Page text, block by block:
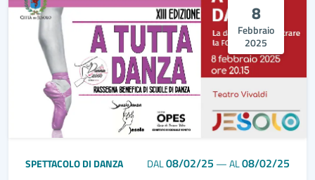
8
Febbraio
2025
SPETTACOLO DI DANZA DAL08/02/25 —AL08/02/25